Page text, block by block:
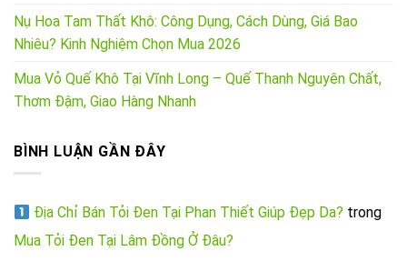
Nụ Hoa Tam Thất Khô: Công Dụng, Cách Dùng, Giá Bao
Nhiêu? Kinh Nghiệm Chọn Mua 2026
Mua Vỏ Quế Khô Tại Vĩnh Long – Quế Thanh Nguyên Chất,
Thơm Đậm, Giao Hàng Nhanh
BÌNH LUẬN GẦN ĐÂY
Địa Chỉ Bán Tỏi Đen Tại Phan Thiết Giúp Đẹp Da? trong
Mua Tỏi Đen Tại Lâm Đồng Ở Đâu?